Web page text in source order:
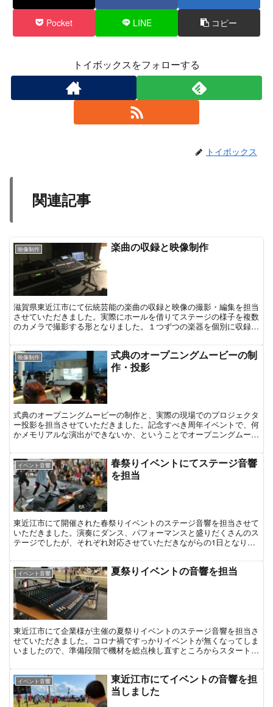
Pocket LINE コピー
トイボックスをフォローする
トイボックス
関連記事
映像制作 楽曲の収録と映像制作
滋賀県東近江市にて伝統芸能の楽曲の収録と映像の撮影・編集を担当
させていただきました。実際にホールを借りてステージの様子を複数
のカメラで撮影する形となりました。１つずつの楽器を個別に収録し
映像制作
式典のオープニングムービーの制
作・投影
式典のオープニングムービーの制作と、実際の現場でのプロジェクタ
ー投影を担当させていただきました。記念すべき周年イベントで、何
かメモリアルな演出ができないか、ということでオープニングムービ
イベント音響
春祭りイベントにてステージ音響
を担当
東近江市にて開催された春祭りイベントのステージ音響を担当させて
いただきました。演奏にダンス、パフォーマンスと盛りだくさんのス
テージでしたが、それぞれ対応させていただきながらの1日となりま
イベント音響 夏祭りイベントの音響を担当
東近江市にて企業様が主催の夏祭りイベントのステージ音響を担当さ
せていただきました。コロナ禍ですっかりイベントが無くなってしま
いましたので、準備段階で機材を総点検し直すところからスタートで
イベント音響
東近江市にてイベントの音響を担
当しました